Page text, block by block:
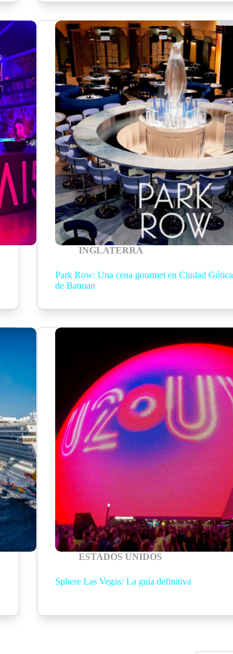
INGLATERRA
Park Row: Una cena gourmet en Ciudad Gótica
de Batman
ESTADOS UNIDOS
Sphere Las Vegas: La guía definitiva